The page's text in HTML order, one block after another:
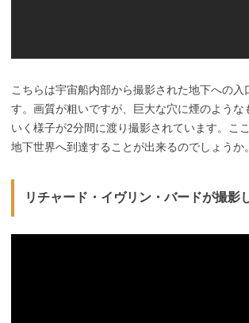
こちらは宇宙船内部から撮影された地下への入
す。画質が粗いですが、巨大な穴に煙のような
いく様子が2分間に渡り撮影されています。こ
地下世界へ到達することが出来るのでしょうか。
リチャード・イヴリン・バードが撮影